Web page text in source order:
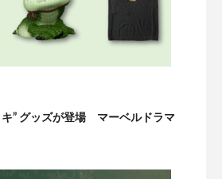
キ” グッズが登場 マーベルドラマ